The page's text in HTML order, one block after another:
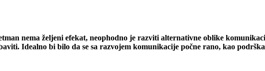
nema željeni efekat, neophodno je razviti alternativne oblike
Idealno bi bilo da se sa razvojem komunikacije počne rano, kao